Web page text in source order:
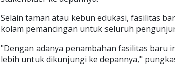
Selain taman atau kebun edukasi, fasilitas
kolam pemancingan untuk seluruh
"Dengan adanya penambahan fasilitas baru
lebih untuk dikunjungi ke depannya,"